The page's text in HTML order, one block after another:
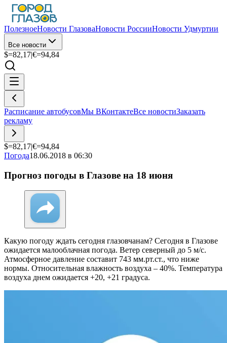
ПолезноеНовости ГлазоваНовости РоссииНовости Удмуртии
Все новости
$=82,17|€=94,84
Расписание автобусовМы ВКонтактеВсе новостиЗаказать
рекламу
$=82,17|€=94,84
Погода18.06.2018 в 06:30
Прогноз погоды в Глазове на 18 июня
Какую погоду ждать сегодня глазовчанам? Сегодня в Глазове
ожидается малооблачная погода. Ветер северный до 5 м/с.
Атмосферное давление составит 743 мм.рт.ст., что ниже
нормы. Относительная влажность воздуха – 40%. Температура
воздуха днем ожидается +20, +21 градуса.